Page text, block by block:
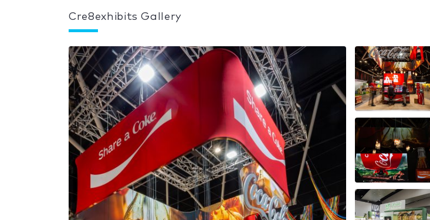
Cre8exhibits Gallery